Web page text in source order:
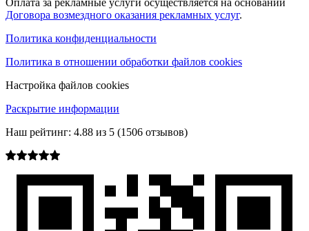
Оплата за рекламные услуги осуществляется на основании
Договора возмездного оказания рекламных услуг.
Политика конфиденциальности
Политика в отношении обработки файлов cookies
Настройка файлов cookies
Раскрытие информации
Наш рейтинг: 4.88 из 5 (1506 отзывов)